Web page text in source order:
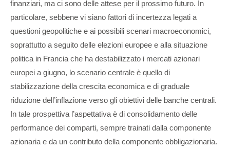
finanziari, ma ci sono delle attese per il prossimo futuro. In
particolare, sebbene vi siano fattori di incertezza legati a
questioni geopolitiche e ai possibili scenari macroeconomici,
soprattutto a seguito delle elezioni europee e alla situazione
politica in Francia che ha destabilizzato i mercati azionari
europei a giugno, lo scenario centrale è quello di
stabilizzazione della crescita economica e di graduale
riduzione dell’inflazione verso gli obiettivi delle banche centrali.
In tale prospettiva l’aspettativa è di consolidamento delle
performance dei comparti, sempre trainati dalla componente
azionaria e da un contributo della componente obbligazionaria.